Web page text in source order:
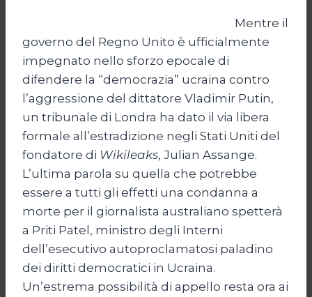
Mentre il
governo del Regno Unito è ufficialmente
impegnato nello sforzo epocale di
difendere la “democrazia” ucraina contro
l’aggressione del dittatore Vladimir Putin,
un tribunale di Londra ha dato il via libera
formale all’estradizione negli Stati Uniti del
fondatore di Wikileaks, Julian Assange.
L’ultima parola su quella che potrebbe
essere a tutti gli effetti una condanna a
morte per il giornalista australiano spetterà
a Priti Patel, ministro degli Interni
dell’esecutivo autoproclamatosi paladino
dei diritti democratici in Ucraina.
Un’estrema possibilità di appello resta ora ai